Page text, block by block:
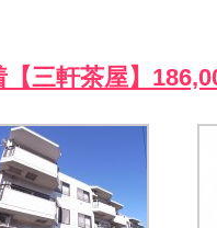
【三軒茶屋】